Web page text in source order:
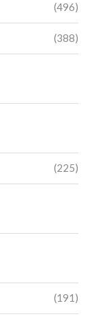
(496)
(388)
(225)
(191)